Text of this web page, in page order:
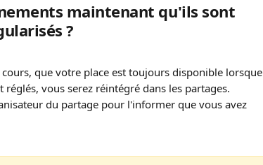
maintenant qu'ils sont
?
que votre place est toujours disponible lorsque
vous serez réintégré dans les partages.
du partage pour l'informer que vous avez